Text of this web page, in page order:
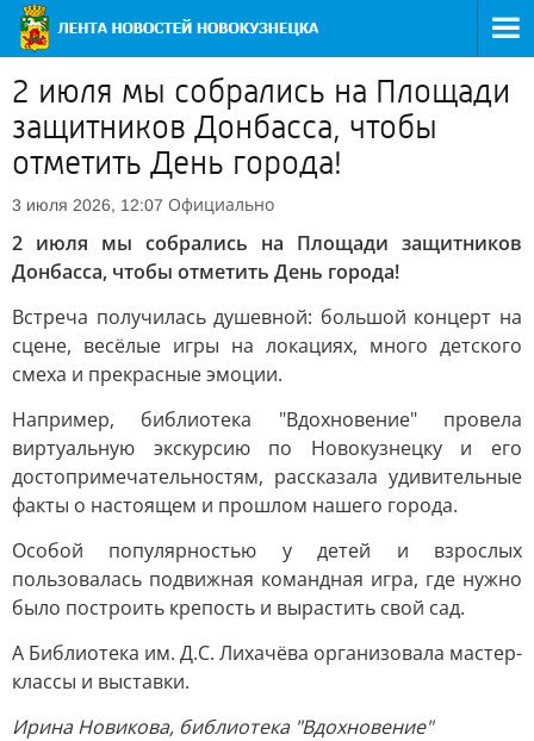
2 июля мы собрались на Площади
защитников Донбасса, чтобы
отметить День города!
3 июля 2026, 12:07 Официально
2 июля мы собрались на Площади защитников
Донбасса, чтобы отметить День города!
Встреча получилась душевной: большой концерт на
сцене, весёлые игры на локациях, много детского
смеха и прекрасные эмоции.
Например, библиотека "Вдохновение" провела
виртуальную экскурсию по Новокузнецку и его
достопримечательностям, рассказала удивительные
факты о настоящем и прошлом нашего города.
Особой популярностью у детей и взрослых
пользовалась подвижная командная игра, где нужно
было построить крепость и вырастить свой сад.
А Библиотека им. Д.С. Лихачёва организовала мастер-
классы и выставки.
Ирина Новикова, библиотека "Вдохновение"